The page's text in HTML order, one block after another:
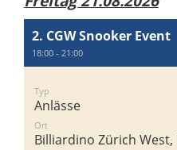
2. CGW Snooker Event
18:00 - 21:00
Typ
Anlässe
Ort
Billiardino Zürich